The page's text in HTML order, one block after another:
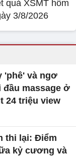
quả XSMT hôm
3/8/2026
'phê' và ngơ
đầu massage ở
24 triệu view
thi lại: Điểm
kỷ cương và